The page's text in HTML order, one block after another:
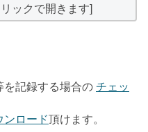
ックで開きます]
を記録する場合の チェッ
ンロード頂けます。